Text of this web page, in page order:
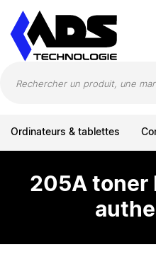
Ordinateurs & tablettes
205A toner